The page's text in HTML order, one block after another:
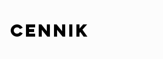
cennik